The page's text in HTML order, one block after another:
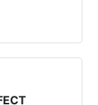
ち時間0秒
制、愛して
Newペンラ
かしてトロ
。） ■セト